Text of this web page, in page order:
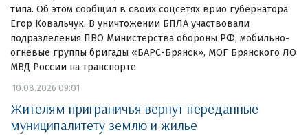
типа. Об этом сообщил в своих соцсетях врио губернатора
Егор Ковальчук. В уничтожении БПЛА участвовали
подразделения ПВО Министерства обороны РФ, мобильно-
огневые группы бригады «БАРС-Брянск», МОГ Брянского ЛО
МВД России на транспорте
10.08.2026 09:01
Жителям приграничья вернут переданные
муниципалитету землю и жилье